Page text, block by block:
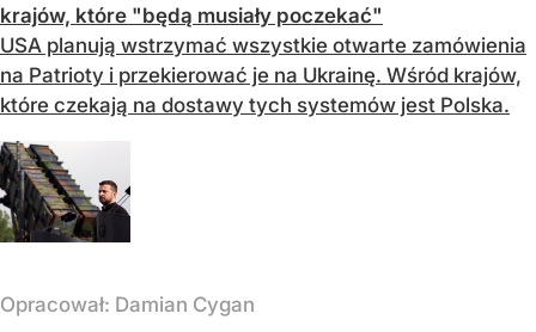
krajów, które "będą musiały poczekać"
USA planują wstrzymać wszystkie otwarte zamówienia
na Patrioty i przekierować je na Ukrainę. Wśród krajów,
które czekają na dostawy tych systemów jest Polska.
Opracował: Damian Cygan